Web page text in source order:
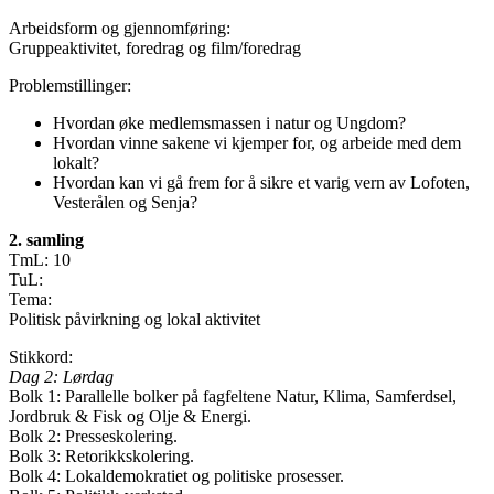
Arbeidsform og gjennomføring:
Gruppeaktivitet, foredrag og film/foredrag
Problemstillinger:
Hvordan øke medlemsmassen i natur og Ungdom?
Hvordan vinne sakene vi kjemper for, og arbeide med dem
lokalt?
Hvordan kan vi gå frem for å sikre et varig vern av Lofoten,
Vesterålen og Senja?
2. samling
TmL: 10
TuL:
Tema:
Politisk påvirkning og lokal aktivitet
Stikkord:
Dag 2: Lørdag
Bolk 1: Parallelle bolker på fagfeltene Natur, Klima, Samferdsel,
Jordbruk & Fisk og Olje & Energi.
Bolk 2: Presseskolering.
Bolk 3: Retorikkskolering.
Bolk 4: Lokaldemokratiet og politiske prosesser.